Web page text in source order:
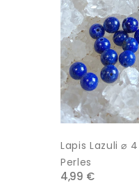
Lapis Lazuli ⌀
Perles
4,99 €